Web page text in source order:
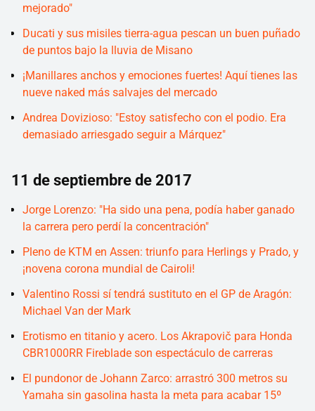
mejorado"
Ducati y sus misiles tierra-agua pescan un buen puñado
de puntos bajo la lluvia de Misano
¡Manillares anchos y emociones fuertes! Aquí tienes las
nueve naked más salvajes del mercado
Andrea Dovizioso: "Estoy satisfecho con el podio. Era
demasiado arriesgado seguir a Márquez"
11 de septiembre de 2017
Jorge Lorenzo: "Ha sido una pena, podía haber ganado
la carrera pero perdí la concentración"
Pleno de KTM en Assen: triunfo para Herlings y Prado, y
¡novena corona mundial de Cairoli!
Valentino Rossi sí tendrá sustituto en el GP de Aragón:
Michael Van der Mark
Erotismo en titanio y acero. Los Akrapovič para Honda
CBR1000RR Fireblade son espectáculo de carreras
El pundonor de Johann Zarco: arrastró 300 metros su
Yamaha sin gasolina hasta la meta para acabar 15º